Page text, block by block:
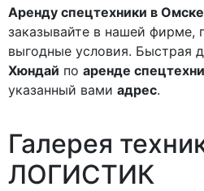
Аренду спецтехники в
заказывайте в нашей фирме,
выгодные условия. Быстрая
Хюндай по аренде
указанный вами адрес.
Галерея
ЛОГИСТИК